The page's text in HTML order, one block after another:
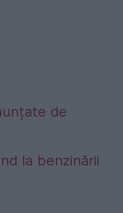
de
la benzinării